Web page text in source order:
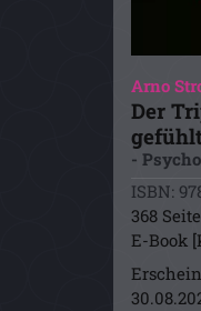
Arno
Der
-
ISBN:
368
E-Book